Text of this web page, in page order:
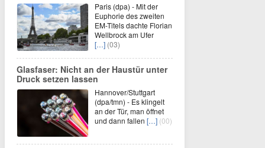
Paris (dpa) - Mit der
Euphorie des zweiten
EM-Titels dachte Florian
Wellbrock am Ufer
[…] (03)
Glasfaser: Nicht an der Haustür unter
Druck setzen lassen
Hannover/Stuttgart
(dpa/tmn) - Es klingelt
an der Tür, man öffnet
und dann fallen […] (00)